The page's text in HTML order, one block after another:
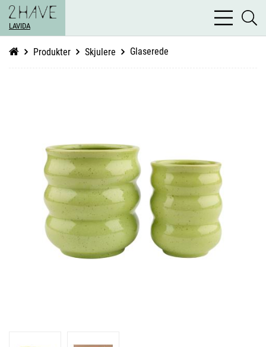
LAVIDA
bars
light
Produkter Skjulere Glaserede